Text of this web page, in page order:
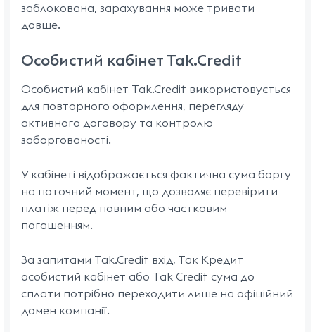
заблокована, зарахування може тривати
довше.
Особистий кабінет Tak.Credit
Особистий кабінет Tak.Credit використовується
для повторного оформлення, перегляду
активного договору та контролю
заборгованості.
У кабінеті відображається фактична сума боргу
на поточний момент, що дозволяє перевірити
платіж перед повним або частковим
погашенням.
За запитами Tak.Credit вхід, Так Кредит
особистий кабінет або Tak Credit сума до
сплати потрібно переходити лише на офіційний
домен компанії.